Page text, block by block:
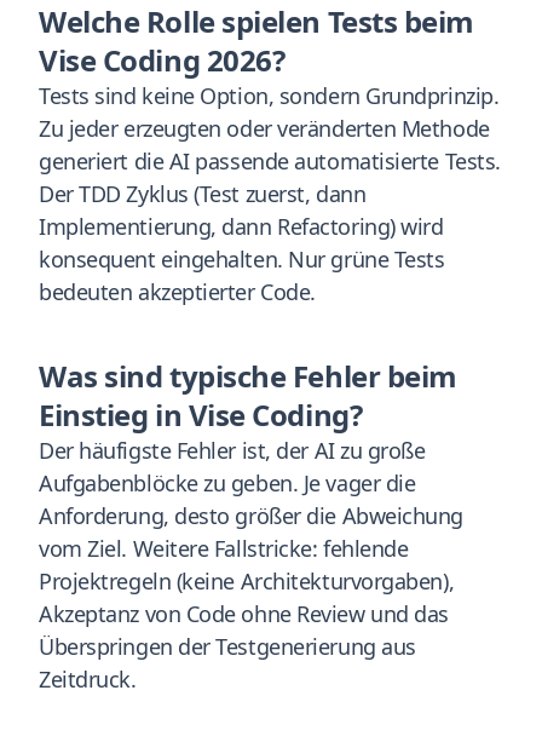
Welche Rolle spielen Tests beim
Vise Coding 2026?
Tests sind keine Option, sondern Grundprinzip.
Zu jeder erzeugten oder veränderten Methode
generiert die AI passende automatisierte Tests.
Der TDD Zyklus (Test zuerst, dann
Implementierung, dann Refactoring) wird
konsequent eingehalten. Nur grüne Tests
bedeuten akzeptierter Code.
Was sind typische Fehler beim
Einstieg in Vise Coding?
Der häufigste Fehler ist, der AI zu große
Aufgabenblöcke zu geben. Je vager die
Anforderung, desto größer die Abweichung
vom Ziel. Weitere Fallstricke: fehlende
Projektregeln (keine Architekturvorgaben),
Akzeptanz von Code ohne Review und das
Überspringen der Testgenerierung aus
Zeitdruck.